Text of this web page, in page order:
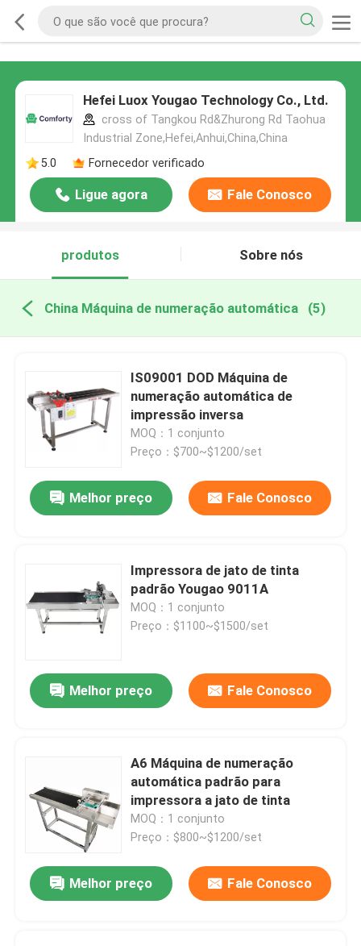
Hefei Luox Yougao Technology Co., Ltd.
cross of Tangkou Rd&Zhurong Rd Taohua
Industrial Zone,Hefei,Anhui,China,China
5.0
Fornecedor verificado
Ligue agora Fale Conosco
produtos Sobre nós
China Máquina de numeração automática (5)
IS09001 DOD Máquina de
numeração automática de
impressão inversa
MOQ：1 conjunto
Preço：$700~$1200/set
Melhor preço Fale Conosco
Impressora de jato de tinta
padrão Yougao 9011A
MOQ：1 conjunto
Preço：$1100~$1500/set
Melhor preço Fale Conosco
A6 Máquina de numeração
automática padrão para
impressora a jato de tinta
MOQ：1 conjunto
Preço：$800~$1200/set
Melhor preço Fale Conosco